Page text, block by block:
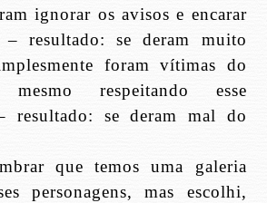
ignorar os avisos e encarar
– resultado: se deram muito
foram vítimas do
mesmo respeitando esse
resultado: se deram mal do
que temos uma galeria
personagens, mas escolhi,